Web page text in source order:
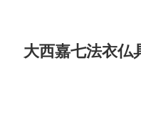
大西嘉七法衣